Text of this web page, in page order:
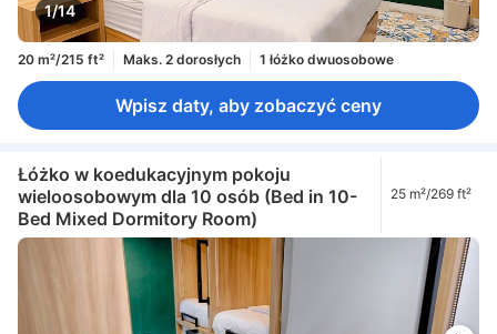
1/14
20 m²/215 ft² Maks. 2 dorosłych 1 łóżko dwuosobowe
Wpisz daty, aby zobaczyć ceny
Łóżko w koedukacyjnym pokoju
wieloosobowym dla 10 osób (Bed in 10-
Bed Mixed Dormitory Room)
25 m²/269 ft²